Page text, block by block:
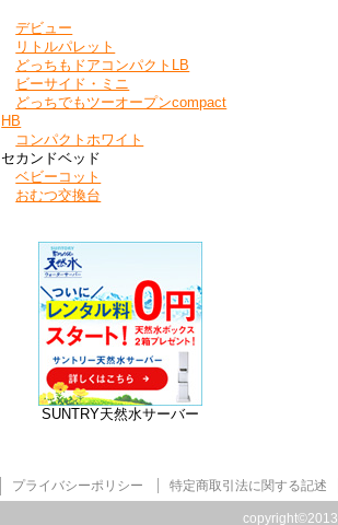
デビュー
リトルパレット
どっちもドアコンパクトLB
ビーサイド・ミニ
どっちでもツーオープンcompact
HB
コンパクトホワイト
セカンドベッド
ベビーコット
おむつ交換台
SUNTRY天然水サーバー
copyright©2013
プライバシーポリシー 特定商取引法に関する記述